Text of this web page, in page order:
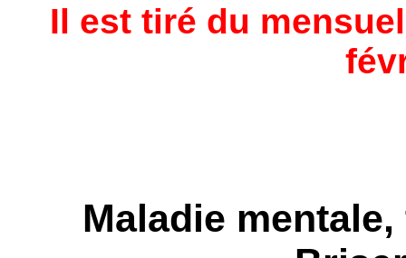
Il est tiré du
Maladie